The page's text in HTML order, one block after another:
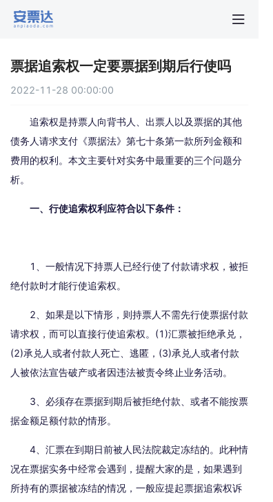
票据追索权一定要票据到期后行使吗
2022-11-28 00:00:00
追索权是持票人向背书人、出票人以及票据的其他
债务人请求支付《票据法》第七十条第一款所列金额和
费用的权利。本文主要针对实务中最重要的三个问题分
析。
一、行使追索权利应符合以下条件：
1、一般情况下持票人已经行使了付款请求权，被拒
绝付款时才能行使追索权。
2、如果是以下情形，则持票人不需先行使票据付款
请求权，而可以直接行使追索权。(1)汇票被拒绝承兑，
(2)承兑人或者付款人死亡、逃匿，(3)承兑人或者付款
人被依法宣告破产或者因违法被责令终止业务活动。
3、必须存在票据到期后被拒绝付款、或者不能按票
据金额足额付款的情形。
4、汇票在到期日前被人民法院裁定冻结的。此种情
况在票据实务中经常会遇到，提醒大家的是，如果遇到
所持有的票据被冻结的情况，一般应提起票据追索权诉